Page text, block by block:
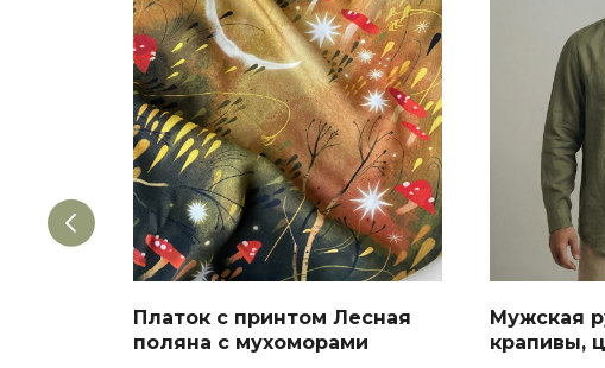
Платок с принтом Лесная
поляна с мухоморами
Мужская
крапивы,